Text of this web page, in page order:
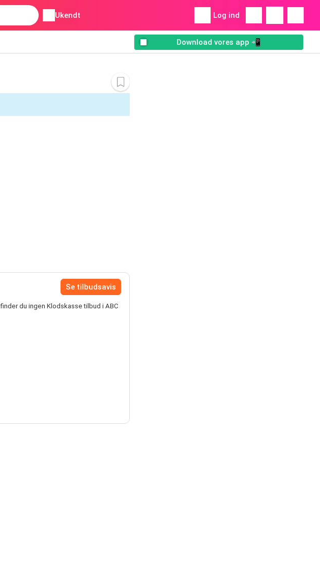
Ukendt Log ind
Download vores app 📲
Se tilbudsavis
du ingen Klodskasse tilbud i ABC